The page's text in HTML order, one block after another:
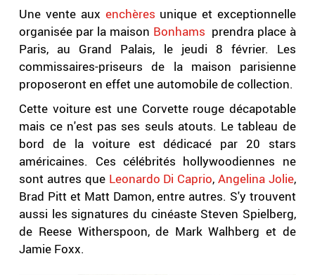
Une vente aux enchères unique et exceptionnelle
organisée par la maison Bonhams prendra place à
Paris, au Grand Palais, le jeudi 8 février. Les
commissaires-priseurs de la maison parisienne
proposeront en effet une automobile de collection.
Cette voiture est une Corvette rouge décapotable
mais ce n'est pas ses seuls atouts. Le tableau de
bord de la voiture est dédicacé par 20 stars
américaines. Ces célébrités hollywoodiennes ne
sont autres queLeonardo Di Caprio, Angelina Jolie,
Brad Pitt et Matt Damon, entre autres. S'y trouvent
aussi les signatures du cinéaste Steven Spielberg,
de Reese Witherspoon, de Mark Walhberg et de
Jamie Foxx.